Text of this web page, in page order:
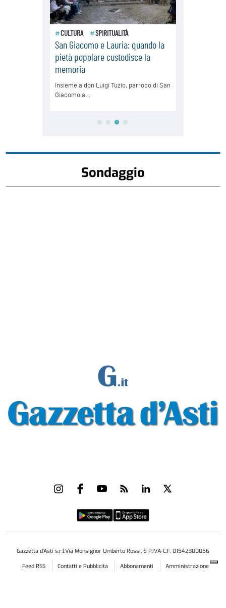
Sondaggio
Gazzetta d'Asti s.r.l.Via Monsignor Umberto Rossi, 6 P.IVA-C.F. 01542300056
Feed RSS
Contatti e Pubblicità Abbonamenti
Amministrazione